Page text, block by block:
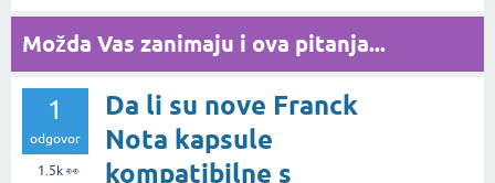
Možda Vas zanimaju i ova pitanja...
1
odgovor
1.5k👀
Da li su nove Franck
Nota kapsule
kompatibilne s